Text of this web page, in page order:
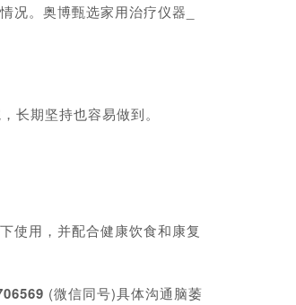
。奥博甄选家用治疗仪器_
期坚持也容易做到。
使用，并配合健康饮食和康复
(微信同号)具体沟通脑萎